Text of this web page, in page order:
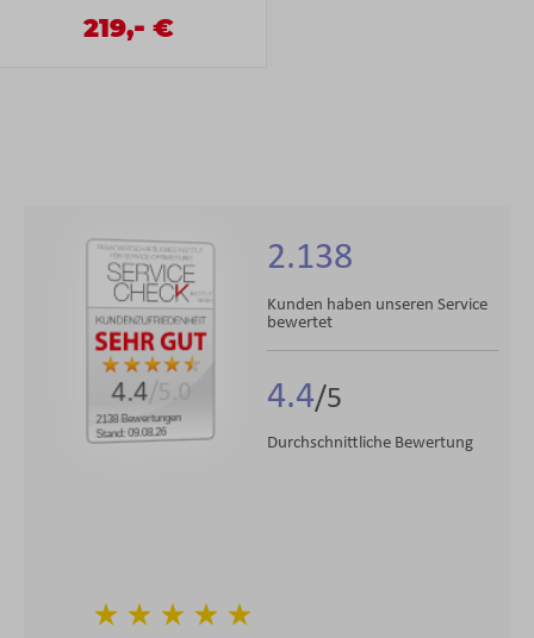
Regulärer Preis:
Verkaufspreis:
219,- €
2138 Bewertungen
Stand: 09.08.26
4.4/5.0
2.138
Kunden haben unseren Service
bewertet
4.4
Durchschnittliche Bewertung